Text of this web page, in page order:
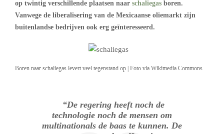
op twintig verschillende plaatsen naar schaliegas boren.
Vanwege de liberalisering van de Mexicaanse oliemarkt zijn
buitenlandse bedrijven ook erg geïnteresseerd.
Boren naar schaliegas levert veel tegenstand op | Foto via Wikimedia Commons
“De regering heeft noch de
technologie noch de mensen om
multinationals de baas te kunnen. De